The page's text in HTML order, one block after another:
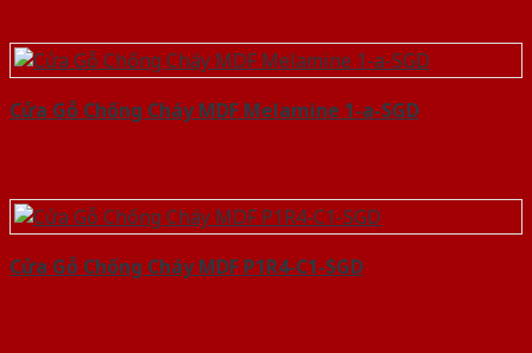
Cửa Gỗ Chống Cháy MDF Melamine 1-a-SGD
Cửa Gỗ Chống Cháy MDF P1R4-C1-SGD